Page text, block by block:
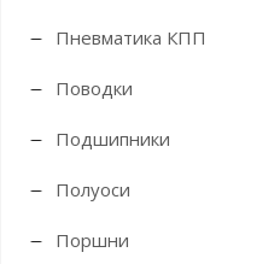
Пневматика КПП
Поводки
Подшипники
Полуоси
Поршни